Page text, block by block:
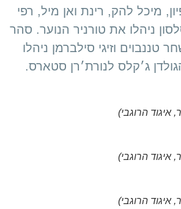
מיכל להק, רינת ואן מיל, רפי
ניהלו את טורניר הנוער. סהר
טננבוים וזיגי סילברמן ניהלו
ג׳קלס לנורת׳רן סטארס.
איגוד הרוגבי)
איגוד הרוגבי)
איגוד הרוגבי)